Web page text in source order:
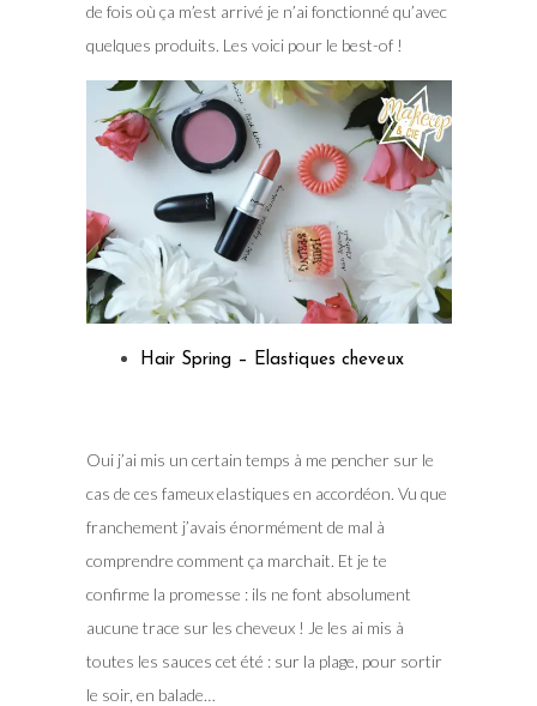
de fois où ça m’est arrivé je n’ai fonctionné qu’avec
quelques produits. Les voici pour le best-of !
Hair Spring – Elastiques cheveux
Oui j’ai mis un certain temps à me pencher sur le
cas de ces fameux elastiques en accordéon. Vu que
franchement j’avais énormément de mal à
comprendre comment ça marchait. Et je te
confirme la promesse : ils ne font absolument
aucune trace sur les cheveux ! Je les ai mis à
toutes les sauces cet été : sur la plage, pour sortir
le soir, en balade…